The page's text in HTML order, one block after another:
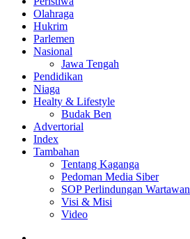
Olahraga
Hukrim
Parlemen
Nasional
Jawa Tengah
Pendidikan
Niaga
Healty & Lifestyle
Budak Ben
Advertorial
Index
Tambahan
Tentang Kaganga
Pedoman Media Siber
SOP Perlindungan Wartawan
Visi & Misi
Video